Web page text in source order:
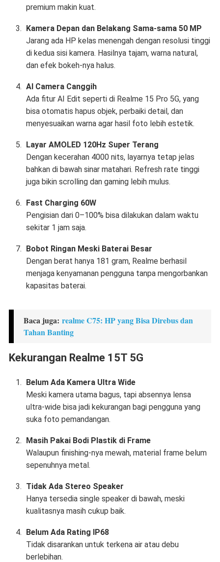
premium makin kuat.
Kamera Depan dan Belakang Sama-sama 50 MP
Jarang ada HP kelas menengah dengan resolusi tinggi
di kedua sisi kamera. Hasilnya tajam, warna natural,
dan efek bokeh-nya halus.
AI Camera Canggih
Ada fitur AI Edit seperti di Realme 15 Pro 5G, yang
bisa otomatis hapus objek, perbaiki detail, dan
menyesuaikan warna agar hasil foto lebih estetik.
Layar AMOLED 120Hz Super Terang
Dengan kecerahan 4000 nits, layarnya tetap jelas
bahkan di bawah sinar matahari. Refresh rate tinggi
juga bikin scrolling dan gaming lebih mulus.
Fast Charging 60W
Pengisian dari 0–100% bisa dilakukan dalam waktu
sekitar 1 jam saja.
Bobot Ringan Meski Baterai Besar
Dengan berat hanya 181 gram, Realme berhasil
menjaga kenyamanan pengguna tanpa mengorbankan
kapasitas baterai.
Baca juga: realme C75: HP yang Bisa Direbus dan
Tahan Banting
Kekurangan Realme 15T 5G
Belum Ada Kamera Ultra Wide
Meski kamera utama bagus, tapi absennya lensa
ultra-wide bisa jadi kekurangan bagi pengguna yang
suka foto pemandangan.
Masih Pakai Bodi Plastik di Frame
Walaupun finishing-nya mewah, material frame belum
sepenuhnya metal.
Tidak Ada Stereo Speaker
Hanya tersedia single speaker di bawah, meski
kualitasnya masih cukup baik.
Belum Ada Rating IP68
Tidak disarankan untuk terkena air atau debu
berlebihan.